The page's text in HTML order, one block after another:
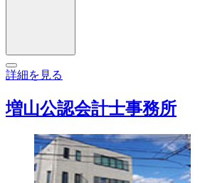
詳細を見る
増山公認会計士事務所